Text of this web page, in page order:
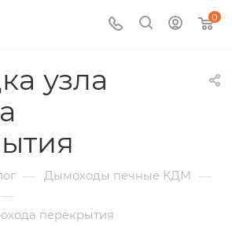
0
узла
— Дымоходы печные КДМ —
—
перекрытия